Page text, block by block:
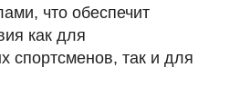
что обеспечит
как для
спортсменов, так и для